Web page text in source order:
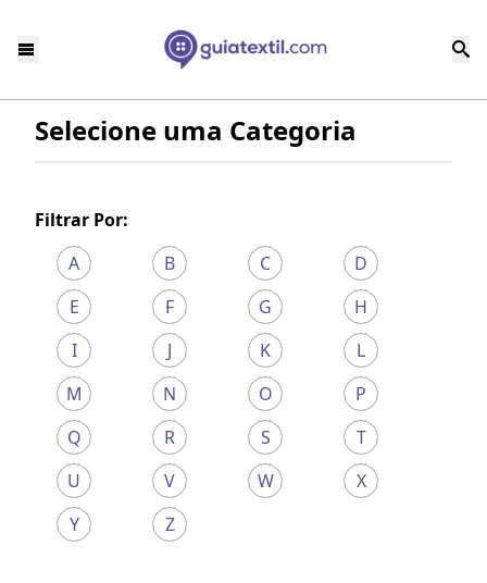
Selecione uma Categoria
Filtrar Por:
A
B C
D
E
F G
H
I
J K
L
M
N O
P
Q
R S
T
U
V W
X
Y
Z